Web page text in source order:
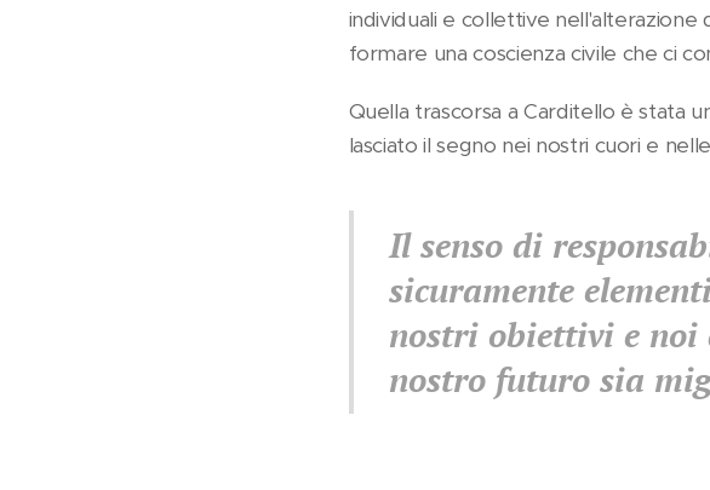
individuali e collettive nell'alterazione
formare una coscienza civile che ci
Quella trascorsa a Carditello è stata
lasciato il segno nei nostri cuori e
Il senso di
sicuramente
nostri obiettivi e noi
nostro futuro sia